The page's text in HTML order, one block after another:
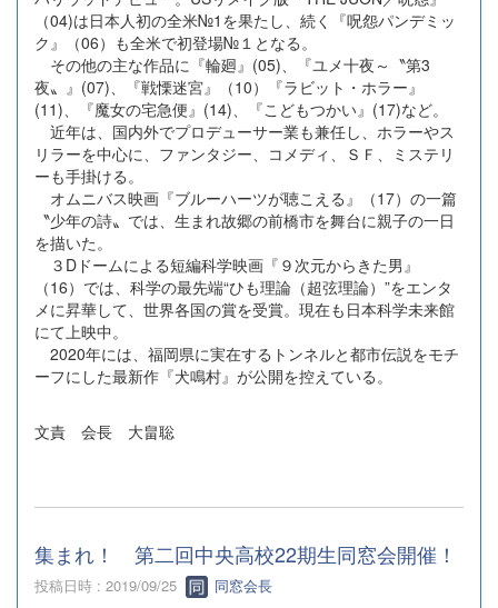
（04)は日本人初の全米№1を果たし、続く『呪怨パンデミッ
ク』（06）も全米で初登場№１となる。
その他の主な作品に『輪廻』(05)、『ユメ十夜～〝第3
夜〟』(07)、『戦慄迷宮』（10）『ラビット・ホラー』
(11)、『魔女の宅急便』(14)、『こどもつかい』(17)など。
近年は、国内外でプロデューサー業も兼任し、ホラーやス
リラーを中心に、ファンタジー、コメディ、ＳＦ、ミステリ
ーも手掛ける。
オムニバス映画『ブルーハーツが聴こえる』（17）の一篇
〝少年の詩〟では、生まれ故郷の前橋市を舞台に親子の一日
を描いた。
３Dドームによる短編科学映画『９次元からきた男』
（16）では、科学の最先端“ひも理論（超弦理論）”をエンタ
メに昇華して、世界各国の賞を受賞。現在も日本科学未来館
にて上映中。
2020年には、福岡県に実在するトンネルと都市伝説をモチ
ーフにした最新作『犬鳴村』が公開を控えている。
文責 会長 大畠聡
集まれ！ 第二回中央高校22期生同窓会開催！
投稿日時 : 2019/09/25 同窓会長